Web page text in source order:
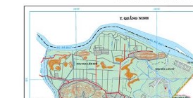
kiểm tra hồ sơ đăng ký, cấp Giấy...
UBND phường Lưu Kiếm thông báo Về
kiểm tra hồ sơ đăng ký, cấp Giấy...
ĐOÀN KIỂM TRA CỦA BAN THƯỜNG VỤ